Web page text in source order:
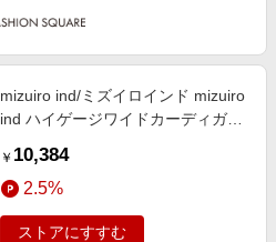
mizuiro ind/ミズイロインド mizuiro
ind ハイゲージワイドカーディガン
￥ 10,384
2.5%
ストアにすすむ